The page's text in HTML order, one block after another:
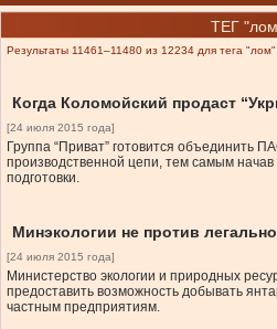
ТЕГ
Результаты 11461–11480 из 12234 для тега "лом".
Когда Коломойский продаст
[24 июля 2015 года]
Группа “Приват” готовится объединить
производственной цепи, тем самым
подготовки.
Минэкологии не против
[24 июля 2015 года]
Министерство экологии и природных
предоставить возможность добывать
частным предприятиям.